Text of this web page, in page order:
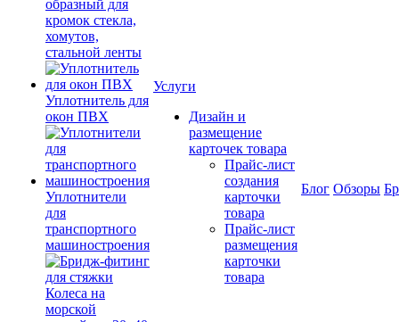
образный для
кромок стекла,
хомутов,
стальной ленты
Уплотнитель для
окон ПВХ
Уплотнители
для
транспортного
машиностроения
Услуги
Дизайн и
размещение
карточек товара
Прайс-лист
создания
карточки
товара
Прайс-лист
размещения
карточки
товара
Блог Обзоры